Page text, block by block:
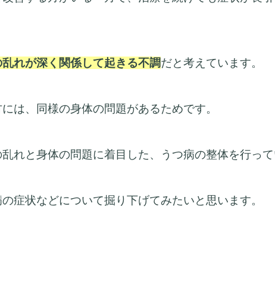
れが深く関係して起きる不調だと考えています。
は、同様の身体の問題があるためです。
れと身体の問題に着目した、うつ病の整体を行っ
症状などについて掘り下げてみたいと思います。